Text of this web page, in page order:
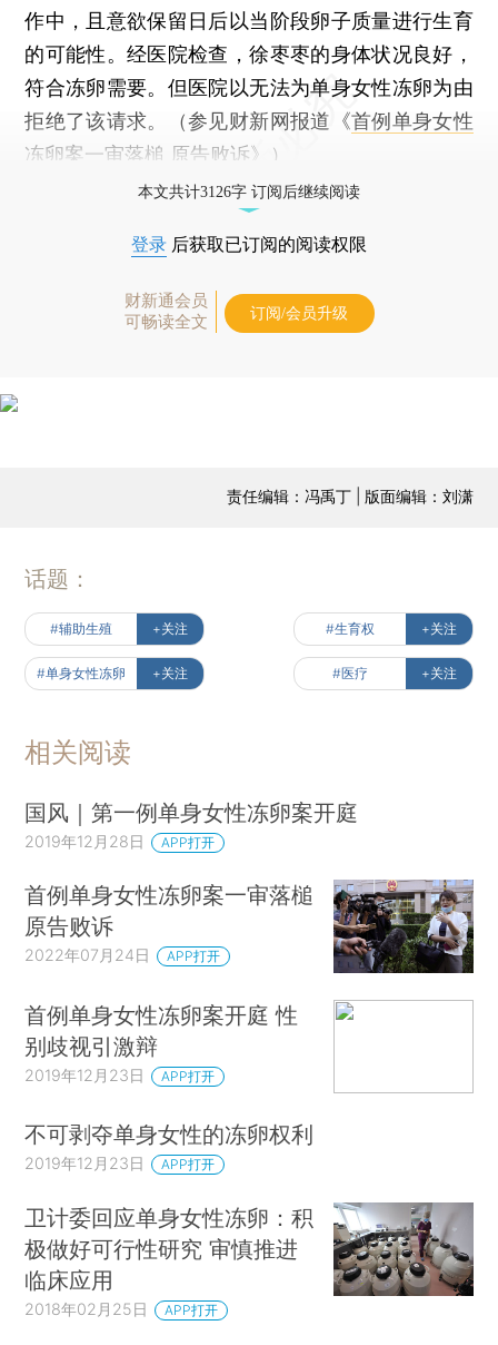
作中，且意欲保留日后以当阶段卵子质量进行生育
的可能性。经医院检查，徐枣枣的身体状况良好，
符合冻卵需要。但医院以无法为单身女性冻卵为由
拒绝了该请求。（参见财新网报道《首例单身女性
冻卵案一审落槌 原告败诉》）
本文共计3126字 订阅后继续阅读
登录 后获取已订阅的阅读权限
财新通会员
可畅读全文
订阅/会员升级
责任编辑：冯禹丁 | 版面编辑：刘潇
话题：
#辅助生殖 +关注 #生育权 +关注
#单身女性冻卵 +关注 #医疗 +关注
相关阅读
国风｜第一例单身女性冻卵案开庭
2019年12月28日 APP打开
首例单身女性冻卵案一审落槌
原告败诉
2022年07月24日 APP打开
首例单身女性冻卵案开庭 性
别歧视引激辩
2019年12月23日 APP打开
不可剥夺单身女性的冻卵权利
2019年12月23日 APP打开
卫计委回应单身女性冻卵：积
极做好可行性研究 审慎推进
临床应用
2018年02月25日 APP打开